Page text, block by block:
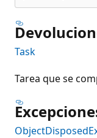
Task
Tarea que se